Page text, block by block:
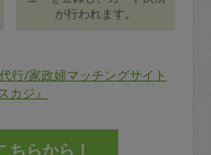
が行われます。
行/家政婦マッチングサイト
カジ』